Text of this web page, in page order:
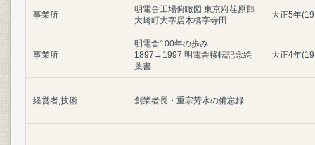
事業所
明電舎工場俯瞰図 東京府荏原郡
大崎町大字居木橋字寺田
大正5年
事業所
明電舎100年の歩み
1897→1997 明電舎移転記念絵
葉書
大正4年
経営者;技術 創業者長・重宗芳水の備忘録